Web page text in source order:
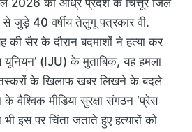
2026 को आंध्र प्रदेश के चित्तूर जिले
से जुड़े 40 वर्षीय तेलुगू पत्रकार वी.
की सैर के दौरान बदमाशों ने हत्या कर
यूनियन’ (IJU) के मुताबिक, यह हमला
के खिलाफ खबर लिखने के बदले
वैश्विक मीडिया सुरक्षा संगठन ‘प्रेस
इस पर चिंता जताते हुए हत्यारों को